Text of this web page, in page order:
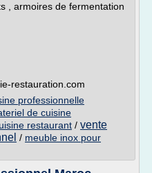
, armoires de fermentation
restauration.com
professionnelle
de cuisine
restaurant / vente
/ meuble inox pour